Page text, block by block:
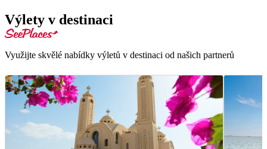
Výlety v destinaci
Využijte skvělé nabídky výletů v destinaci od našich partnerů